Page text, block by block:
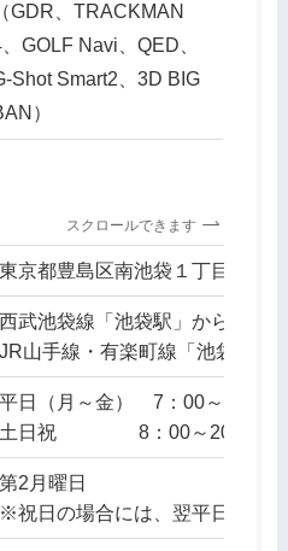
（GDR、TRACKMAN
GOLF Navi、QED、
Shot Smart2、3D BIG
）
スクロールできます
東京都豊島区南池袋１丁目１６−
西武池袋線「池袋駅」から徒歩
JR山手線・有楽町線「池袋駅」
平日（月～金） 7：00～23：00
土日祝 8：00～20：00
第2月曜日
※祝日の場合には、翌平日が休